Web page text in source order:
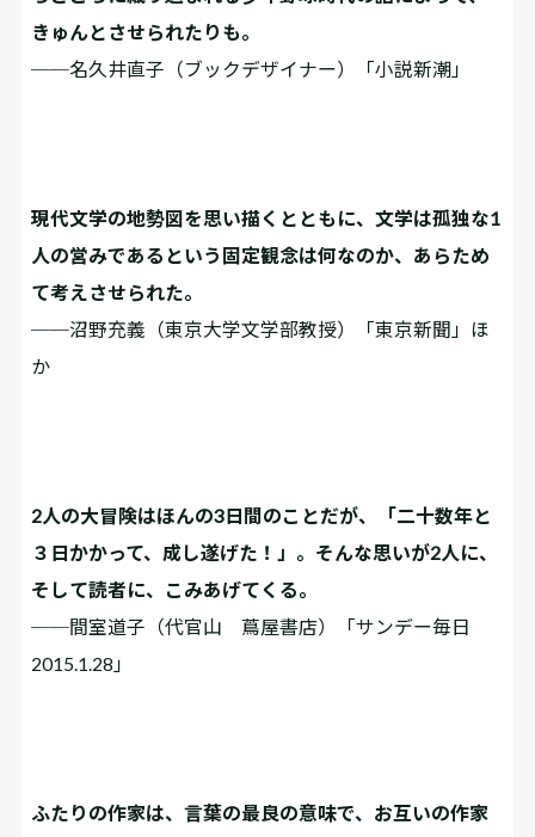
きゅんとさせられたりも。
──名久井直子（ブックデザイナー）「小説新潮」
現代文学の地勢図を思い描くとともに、文学は孤独な1
人の営みであるという固定観念は何なのか、あらため
て考えさせられた。
──沼野充義（東京大学文学部教授）「東京新聞」ほ
か
2人の大冒険はほんの3日間のことだが、「二十数年と
３日かかって、成し遂げた！」。そんな思いが2人に、
そして読者に、こみあげてくる。
──間室道子（代官山 蔦屋書店）「サンデー毎日
2015.1.28」
ふたりの作家は、言葉の最良の意味で、お互いの作家